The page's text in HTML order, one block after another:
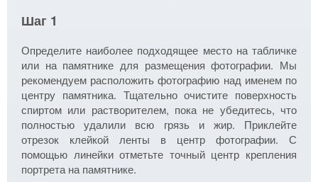
Шаг 1
Определите наиболее подходящее место на табличке
или на памятнике для размещения фотографии. Мы
рекомендуем расположить фотографию над именем по
центру памятника. Тщательно очистите поверхность
спиртом или растворителем, пока не убедитесь, что
полностью удалили всю грязь и жир. Приклейте
отрезок клейкой ленты в центр фотографии. С
помощью линейки отметьте точный центр крепления
портрета на памятнике.